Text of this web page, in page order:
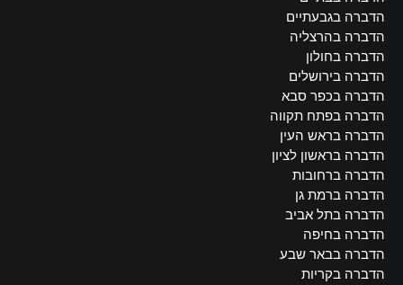
הדברה בגבעתיים
הדברה בהרצליה
הדברה בחולון
הדברה בירושלים
הדברה בכפר סבא
הדברה בפתח תקווה
הדברה בראש העין
הדברה בראשון לציון
הדברה ברחובות
הדברה ברמת גן
הדברה בתל אביב
הדברה בחיפה
הדברה בבאר שבע
הדברה בקריות